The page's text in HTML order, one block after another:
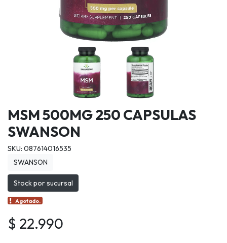
MSM 500MG 250 CAPSULAS
SWANSON
SKU: 087614016535
SWANSON
Stock por sucursal
Agotado.
$ 22.990